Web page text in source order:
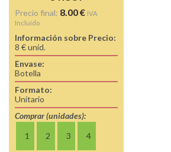
Precio final: 8.00€ IVA
Incluído
Información sobre Precio:
8 € unid.
Envase:
Botella
Formato:
Unitario
Comprar (unidades):
1
2 3 4